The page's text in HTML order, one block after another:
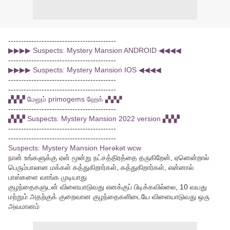
------------------------------------------
▶▶▶▶ Suspects: Mystery Mansion ANDROID ◀◀◀◀
------------------------------------------
▶▶▶▶ Suspects: Mystery Mansion IOS ◀◀◀◀
------------------------------------------
------------------------------------------
▞▞▞ மேலும் primogems ஹேக் ▞▞▞
------------------------------------------
▞▞▞ Suspects: Mystery Mansion 2022 version ▞▞▞
------------------------------------------
------------------------------------------
Suspects: Mystery Mansion Hərəkət wcw
நான் உங்களுக்கு ஏன் மூன்று நட்சத்திரத்தை தருகிறேன், ஏனென்றால்
பெரும்பாலான மக்கள் கத்துகிறார்கள், கத்துகிறார்கள், என்னால்
பாஸ்களை வாங்க முடியாது
குழந்தைகளுடன் விளையாடுவது எனக்குப் பிடிக்கவில்லை, 10 வயது
மற்றும் அதற்குக் குறைவான குழந்தைகளிடையே விளையாடுவது ஒரு
அவமானம்